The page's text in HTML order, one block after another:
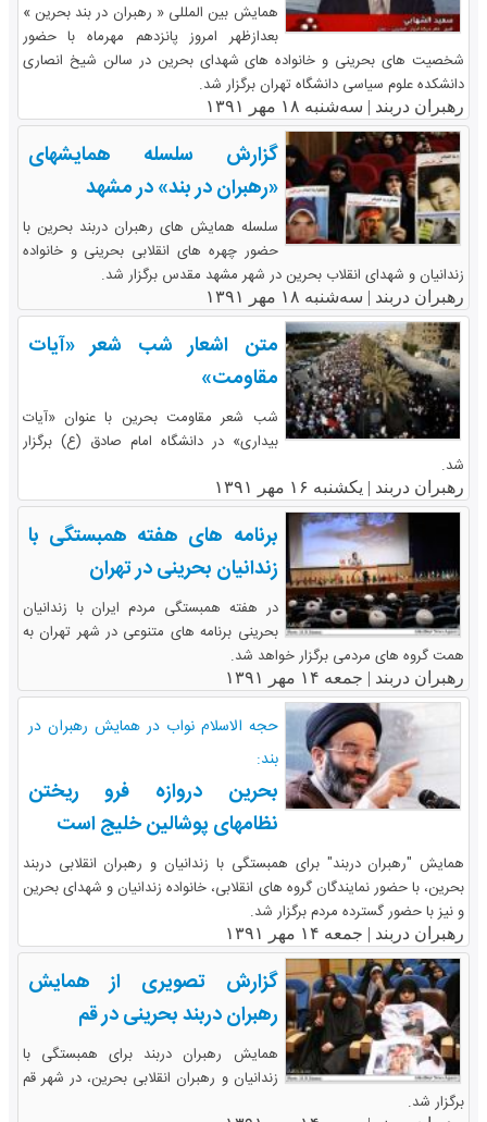
همایش بین المللی « رهبران در بند بحرین »
بعدازظهر امروز پانزدهم مهرماه با حضور
شخصیت های بحرینی و خانواده های شهدای بحرین در سالن شیخ انصاری
دانشکده علوم سیاسی دانشگاه تهران برگزار شد.
رهبران دربند | سه‌شنبه ۱۸ مهر ۱۳۹۱
گزارش سلسله همایشهای
«رهبران در بند» در مشهد
سلسله همایش های رهبران دربند بحرین با
حضور چهره های انقلابی بحرینی و خانواده
زندانیان و شهدای انقلاب بحرین در شهر مشهد مقدس برگزار شد.
رهبران دربند | سه‌شنبه ۱۸ مهر ۱۳۹۱
متن اشعار شب شعر «آیات
مقاومت»
شب شعر مقاومت بحرین با عنوان «آیات
بیداری» در دانشگاه امام صادق (ع) برگزار
شد.
رهبران دربند | یکشنبه ۱۶ مهر ۱۳۹۱
برنامه های هفته همبستگی با
زندانیان بحرینی در تهران
در هفته همبستگی مردم ایران با زندانیان
بحرینی برنامه های متنوعی در شهر تهران به
همت گروه های مردمی برگزار خواهد شد.
رهبران دربند | جمعه ۱۴ مهر ۱۳۹۱
حجه الاسلام نواب در همایش رهبران در
بند:
بحرین دروازه فرو ریختن
نظامهای پوشالین خلیج است
همایش "رهبران دربند" برای همبستگی با زندانیان و رهبران انقلابی دربند
بحرین، با حضور نمایندگان گروه های انقلابی، خانواده زندانیان و شهدای بحرین
و نیز با حضور گسترده مردم برگزار شد.
رهبران دربند | جمعه ۱۴ مهر ۱۳۹۱
گزارش تصویری از همایش
رهبران دربند بحرینی در قم
همایش رهبران دربند برای همبستگی با
زندانیان و رهبران انقلابی بحرین، در شهر قم
برگزار شد.